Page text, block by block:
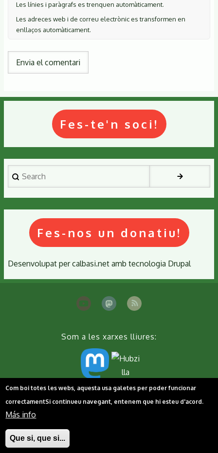
Les línies i paràgrafs es trenquen automàticament.
Les adreces web i de correu electrònic es transformen en
enllaços automàticament.
Fes-te'n soci!
Search
Fes-nos un donatiu!
Desenvolupat percalbasi.net amb tecnologia Drupal
Som a les xarxes lliures:
Com boi totes les webs, aquesta usa galetes per poder funcionar
correctamentSi continueu navegant, entenem que hi esteu d'acord.
Más info
Que si, que si...